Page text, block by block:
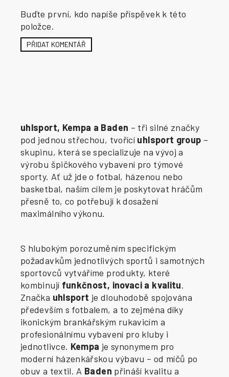
Buďte první, kdo napíše příspěvek k této
položce.
PŘIDAT KOMENTÁŘ
uhlsport, Kempa a Baden – tři silné značky
pod jednou střechou, tvořící uhlsport group –
skupinu, která se specializuje na vývoj a
výrobu špičkového vybavení pro týmové
sporty. Ať už jde o fotbal, házenou nebo
basketbal, naším cílem je poskytovat hráčům
přesně to, co potřebují k dosažení
maximálního výkonu.
S hlubokým porozuměním specifickým
požadavkům jednotlivých sportů i samotných
sportovců vytváříme produkty, které
kombinují funkčnost, inovaci a kvalitu.
Značka uhlsport je dlouhodobě spojována
především s fotbalem, a to zejména díky
ikonickým brankářským rukavicím a
profesionálnímu vybavení pro kluby i
jednotlivce. Kempa je synonymem pro
moderní házenkářskou výbavu – od míčů po
obuv a textil. A Baden přináší kvalitu a